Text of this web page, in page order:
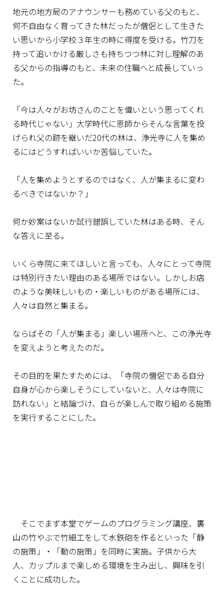
地元の地方局のアナウンサーも務めている父のもと、
何不自由なく育ってきた林だったが僧侶として生きた
い思いから小学校３年生の時に得度を受ける。竹刀を
持って追いかける厳しさも持ちつつ林に対し理解のあ
る父からの指導のもと、未来の住職へと成長していっ
た。
「今は人々がお坊さんのことを偉いという思ってくれ
る時代じゃない」大学時代に恩師からそんな言葉を投
げられ父の跡を継いだ20代の林は、浄光寺に人を集め
るにはどうすればいいか苦悩していた。
「人を集めようとするのではなく、人が集まるに変わ
るべきではないか？」
何か妙案はないか試行錯誤していた林はある時、そん
な答えに至る。
いくら寺院に来てほしいと言っても、人々にとって寺院
は特別行きたい理由のある場所ではない。しかしお店
のような美味しいもの・楽しいものがある場所には、
人々は自然と集まる。
ならばその「人が集まる」楽しい場所へと、この浄光寺
を変えようと考えたのだ。
その目的を果たすためには、「寺院の僧侶である自分
自身が心から楽しそうにしていないと、人々は寺院に
訪れない」と結論づけ、自らが楽しんで取り組める施策
を実行することにした。
そこでまず本堂でゲームのプログラミング講座、裏
山の竹やぶで竹細工をして水鉄砲を作るといった「静
の施策」・「動の施策」を同時に実施。子供から大
人、カップルまで楽しめる環境を生み出し、興味を引
くことに成功した。